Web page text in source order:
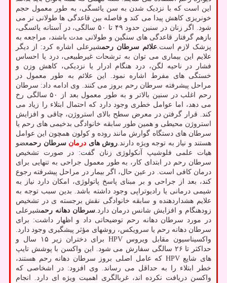
این است که با نزدیک شدن به سن یائسگی، به طور معمول حجم
خونریزی کاهش پیدا می کند و فاصله بین قاعدگی ها طولانی تر می
شود. اگر زنان در سنین حدود ۴۹ تا ۵۰ سالگی، در آستانه یائسگی،
بازهم گرفتار قاعدگی های سنگین و طولانی مدت باشند، مراجعه به
پزشک لازم است. علائم سرطان رحمشیرعلی اشاره کرد: از دیگر
علایم این بیماری می توان به ترشحات غیرطبیعی، درد یا احساس
فشار در ناحیه لگن، درد هنگام ادرار یا نزدیکی، کاهش وزن و
خستگی های مفرط اشاره نمود. این علائم به طور معمول در
مراحل پیشرفته سرطان رحم بروز می کنند. وی ادامه داد: سرطان
رحم اغلب در سنین بالاتر و به طور معمول بعد از ۵۰ سالگی رخ
می دهد، اما عوامل خطری وجود دارد که احتمال ابتلاء را زیاد می
کند. قرار گرفتن در معرض سطح بالای استروژن، چاقی و افزایش
استروژن محیطی و همین طور سابقه خانوادگی بدخیمی های رحم یا
سرطان های دستگاه گوارش مانند روده و کولون همچون این عوامل
هستند و نیاز به توجه ویژه دارند. روش های درمان سرطان رحمعضو
هیات علمی فلوشیپ آنکولوژی زنان گفت: در صورت تشخیص
سرطان رحم در ابتدای کار، به طور معمول جراحی به تنهایی برای
درمان کافی است. در عین حال، اگر بیمار در مراحل پیشرفته رجوع
کند، بعد از جراحی و بر مبنای پاسخ پاتولوژی، امکان دارد نیاز به
شیمی درمانی یا رادیوتراپی وجود داشته باشد. بدین سبب توجه به
علایم هشداردهنده و سابقه خانوادگی نقش برجسته ی در تشخیص
زودهنگام و افزایش شانس درمان دارد. سرطان دهانه رحمشیرعلی
در مورد سرطان دهانه رحم توضیحاتی داد و اظهار داشت: برای
سرطان دهانه رحم یا سرویکس، روشهای مؤثر پیشگیری وجود دارد.
واکسیناسیون مقابل ویروس HPV برای دختران زیر ۱۵ سال و
حداکثر تا ۲۶ سالگی سفارش می شود. این واکسن با پوشش تایپ
های شایع HPV که عامل اصلی بروز سرطان دهانه رحم هستند،
خطر ابتلاء را به حداقل می رساند. وی افزود: در اشخاصی که
واکسن دریافت نکرده اند، غربالگری اهمیت ویژه ای دارد. انجام